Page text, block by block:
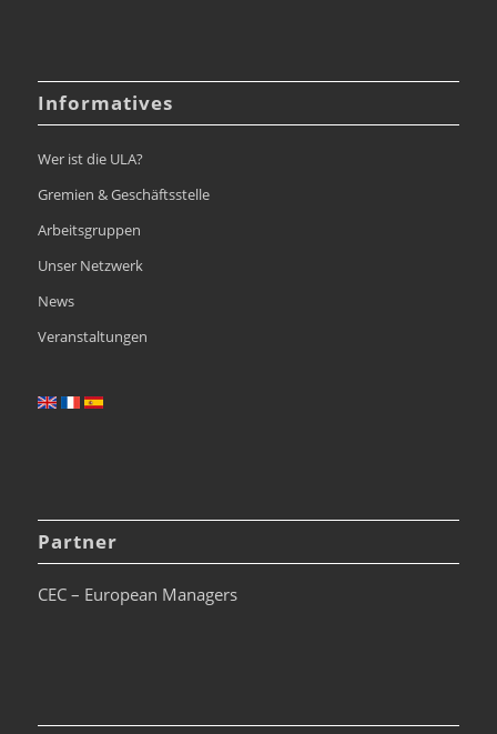
Informatives
Wer ist die ULA?
Gremien & Geschäftsstelle
Arbeitsgruppen
Unser Netzwerk
News
Veranstaltungen
Partner
CEC – European Managers